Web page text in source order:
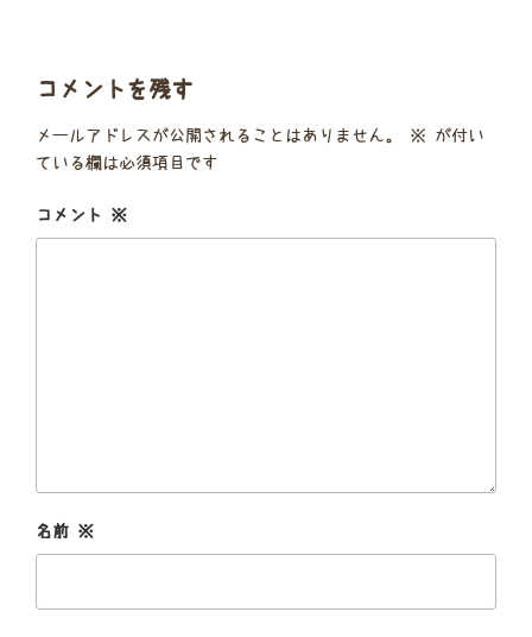
コメントを残す
メールアドレスが公開されることはありません。 ※ が付い
ている欄は必須項目です
コメント ※
名前 ※